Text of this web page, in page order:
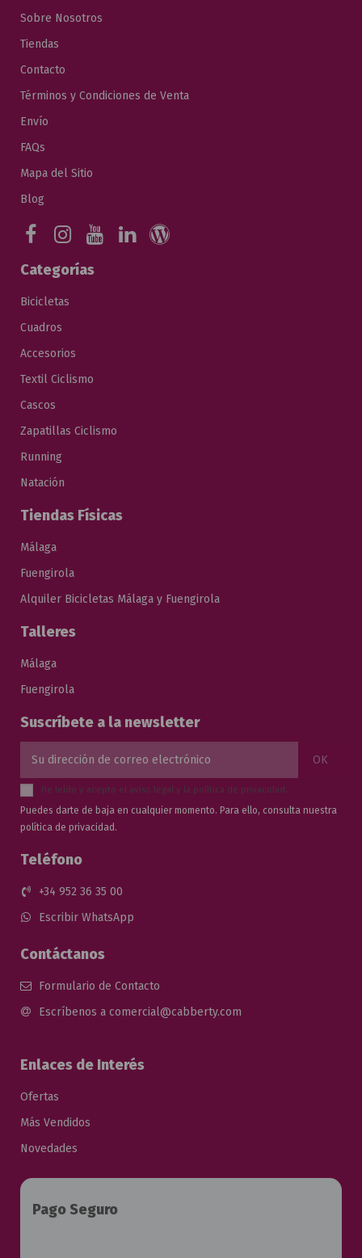
Sobre Nosotros
Tiendas
Contacto
Términos y Condiciones de Venta
Envío
FAQs
Mapa del Sitio
Blog
Categorías
Bicicletas
Cuadros
Accesorios
Textil Ciclismo
Cascos
Zapatillas Ciclismo
Running
Natación
Tiendas Físicas
Málaga
Fuengirola
Alquiler Bicicletas Málaga y Fuengirola
Talleres
Málaga
Fuengirola
Suscríbete a la newsletter
He leído y acepto el aviso legal y la política de privacidad.
Puedes darte de baja en cualquier momento. Para ello, consulta nuestra
política de privacidad.
Teléfono
+34 952 36 35 00
Escribir WhatsApp
Contáctanos
Formulario de Contacto
Escríbenos a comercial@cabberty.com
Enlaces de Interés
Ofertas
Más Vendidos
Novedades
Pago Seguro